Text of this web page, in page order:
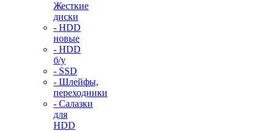
Жесткие
диски
- HDD
новые
- HDD
б/у
- SSD
- Шлейфы,
переходники
- Салазки
для
HDD